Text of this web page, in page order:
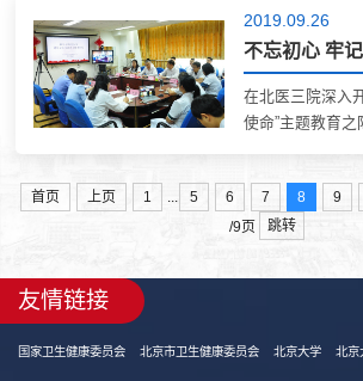
开始了为期一周
诊的均是各科室
内科专家李...
2019.09.26
在北医三院深入
使命”主题教育之
的创新理论指导
的具体要求，围
首页 上页 1 5 6 7 8 9
/9页
跳转
友情链接
国家卫生健康委员会 北京市卫生健康委员会 北京大学 北京